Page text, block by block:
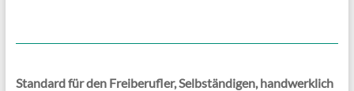
Standard für den Freiberufler, Selbständigen, handwerklich